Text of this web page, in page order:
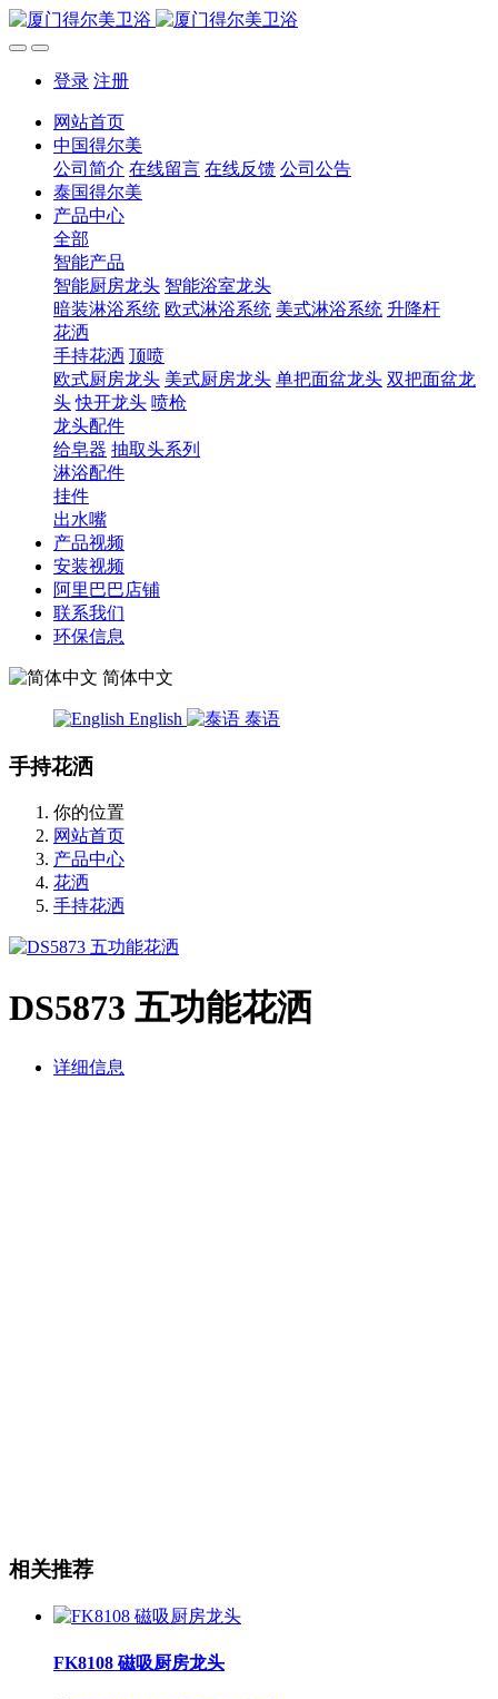
登录 注册
网站首页
中国得尔美
公司简介 在线留言 在线反馈 公司公告
泰国得尔美
产品中心
全部
智能产品
智能厨房龙头 智能浴室龙头
暗装淋浴系统 欧式淋浴系统 美式淋浴系统 升降杆
花洒
手持花洒 顶喷
欧式厨房龙头 美式厨房龙头 单把面盆龙头 双把面盆龙
头 快开龙头 喷枪
龙头配件
给皂器 抽取头系列
淋浴配件
挂件
出水嘴
产品视频
安装视频
阿里巴巴店铺
联系我们
环保信息
简体中文
English 泰语
手持花洒
你的位置
网站首页
产品中心
花洒
手持花洒
DS5873 五功能花洒
详细信息
相关推荐
FK8108 磁吸厨房龙头